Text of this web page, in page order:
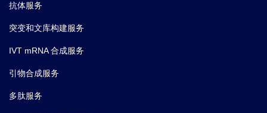
抗体服务
突变和文库构建服务
IVT mRNA 合成服务
引物合成服务
多肽服务